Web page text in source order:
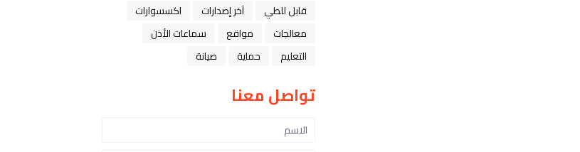
قابل للطي
آخر إصدارات
اكسسوارات
معالجات
مواقع
سماعات الأذن
التعليم
حماية صيانة
تواصل معنا